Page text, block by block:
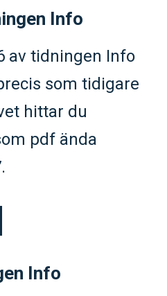
Info
av tidningen Info
som tidigare
hittar du
pdf ända
Info